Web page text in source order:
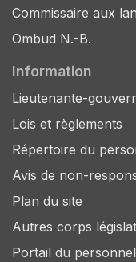
Commissaire aux
Ombud N.-B.
Information
Lieutenante-
Lois et règlements
Répertoire du
Avis de non-
Plan du site
Autres corps
Portail du